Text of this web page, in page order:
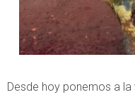
Desde hoy ponemos a